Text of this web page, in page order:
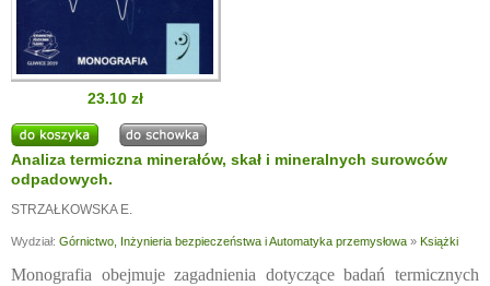
23.10 zł
Analiza termiczna minerałów, skał i mineralnych surowców
odpadowych.
STRZAŁKOWSKA E.
Wydział: Górnictwo, Inżynieria bezpieczeństwa i Automatyka przemysłowa » Książki
Monografia obejmuje zagadnienia dotyczące badań termicznych